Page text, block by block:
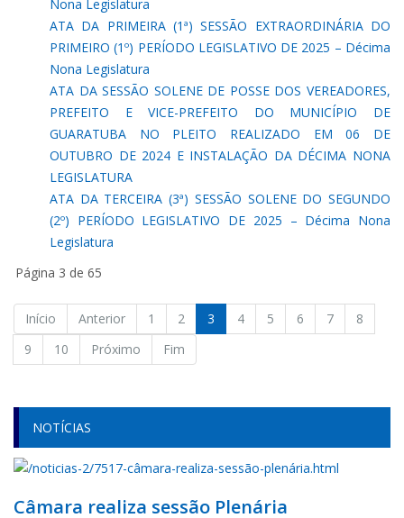
Nona Legislatura
ATA DA PRIMEIRA (1ª) SESSÃO EXTRAORDINÁRIA DO
PRIMEIRO (1º) PERÍODO LEGISLATIVO DE 2025 – Décima
Nona Legislatura
ATA DA SESSÃO SOLENE DE POSSE DOS VEREADORES,
PREFEITO E VICE-PREFEITO DO MUNICÍPIO DE
GUARATUBA NO PLEITO REALIZADO EM 06 DE
OUTUBRO DE 2024 E INSTALAÇÃO DA DÉCIMA NONA
LEGISLATURA
ATA DA TERCEIRA (3ª) SESSÃO SOLENE DO SEGUNDO
(2º) PERÍODO LEGISLATIVO DE 2025 – Décima Nona
Legislatura
Página 3 de 65
Início Anterior 1 2 3 4 5 6 7
8
9
10 Próximo Fim
NOTÍCIAS
Câmara realiza sessão Plenária